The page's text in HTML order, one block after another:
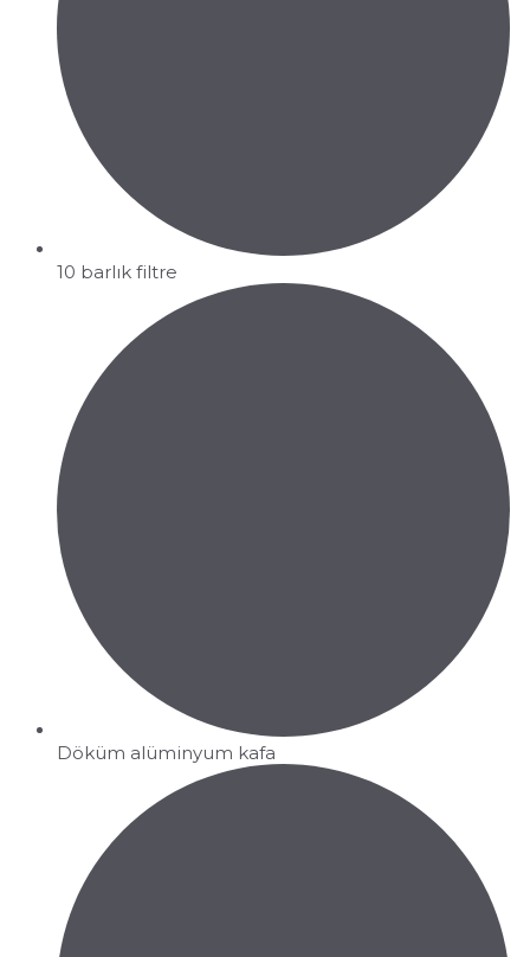
10 barlık filtre
Döküm alüminyum kafa